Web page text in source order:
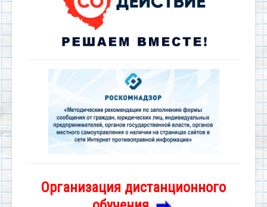
Организация дистанционного